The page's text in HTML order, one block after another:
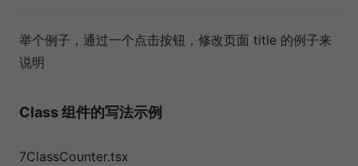
举个例子，通过一个点击按钮，修改页面 title 的例子来
说明
Class 组件的写法示例
7ClassCounter.tsx